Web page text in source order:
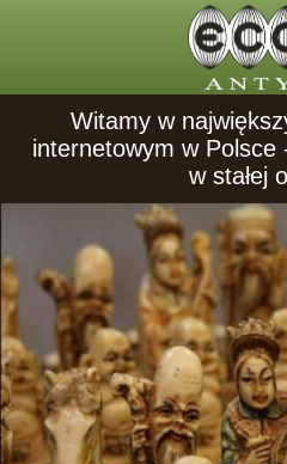
Witamy w
internetowym w Polsce
w stałej